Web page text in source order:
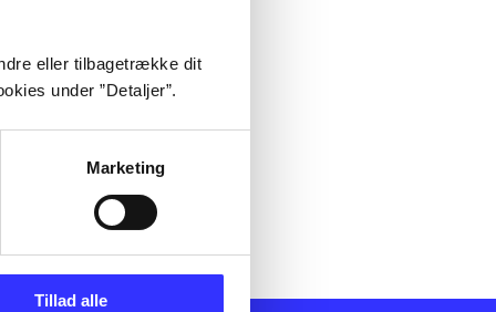
eller tilbagetrække dit
under ”Detaljer”.
Marketing
Tillad alle